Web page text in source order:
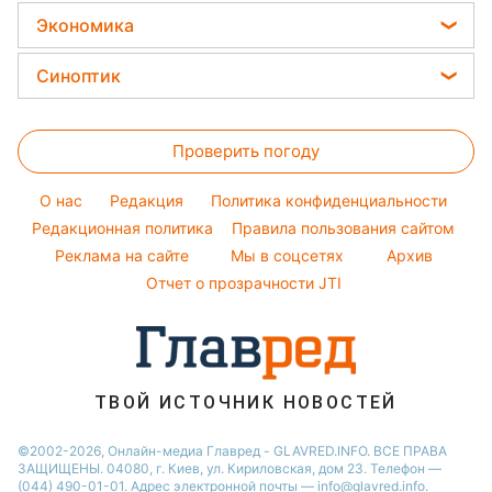
Потап
София Ротару
Ольга Сумская
Елена Зеленская
Кейт Миддлтон
Новости Харькова
Новости Полтавы
Новости Сум
Новости Черкассы
Новости Львова
Новости Запорожья
Новости Днепра
Простые блюда
Легкие десерты
Праздничное меню
Все о сале
Уборка
Авто
Стирка
Комнатные растения
Экономика
Цены на продукты
Денежная помощь
Курс валют
Синоптик
Магнитные бури
Погода на сегодня
Погода на завтра
Пылевая буря
Проверить погоду
O нас Редакция
Политика конфиденциальности
Редакционная политика
Правила пользования сайтом
Реклама на сайте
Мы в соцсетях
Архив
Отчет о прозрачности JTI
ТВОЙ ИСТОЧНИК НОВОСТЕЙ
©2002-2026, Онлайн-медиа Главред - GLAVRED.INFO. ВСЕ ПРАВА
ЗАЩИЩЕНЫ. 04080, г. Киев, ул. Кириловская, дом 23. Телефон —
(044) 490-01-01. Адрес электронной почты — info@glavred.info.